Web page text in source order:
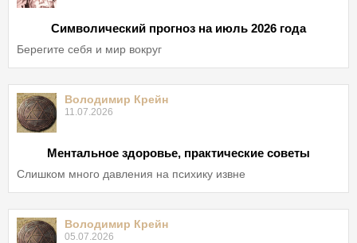
Символический прогноз на июль 2026 года
Берегите себя и мир вокруг
Володимир Крейн
11.07.2026
Ментальное здоровье, практические советы
Слишком много давления на психику извне
Володимир Крейн
05.07.2026